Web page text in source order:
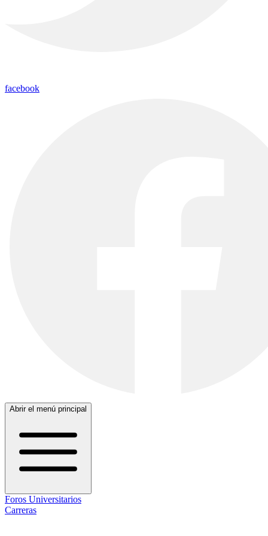
facebook
Abrir el menú principal
Foros Universitarios
Carreras